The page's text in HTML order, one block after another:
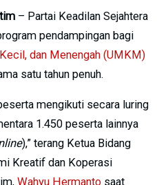
– Partai Keadilan Sejahtera
pendampingan bagi
dan Menengah (UMKM)
satu tahun penuh.
mengikuti secara luring
1.450 peserta lainnya
),” terang Ketua Bidang
Kreatif dan Koperasi
Wahyu Hermanto saat